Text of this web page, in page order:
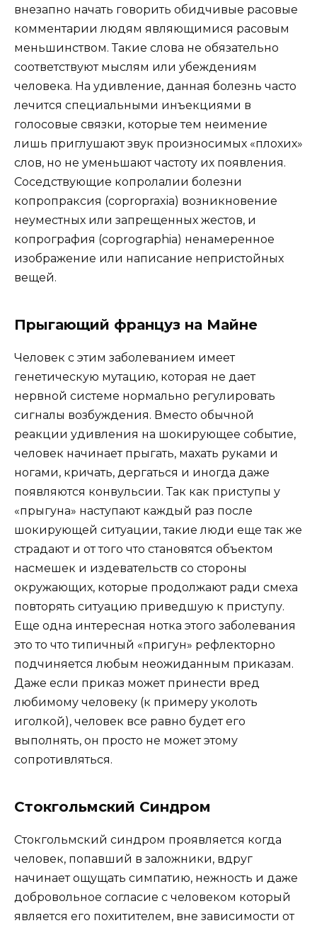
внезапно начать говорить обидчивые расовые
комментарии людям являющимися расовым
меньшинством. Такие слова не обязательно
соответствуют мыслям или убеждениям
человека. На удивление, данная болезнь часто
лечится специальными инъекциями в
голосовые связки, которые тем неимение
лишь приглушают звук произносимых «плохих»
слов, но не уменьшают частоту их появления.
Соседствующие копролалии болезни
копропраксия (copropraxia) возникновение
неуместных или запрещенных жестов, и
копрография (coprographia) ненамеренное
изображение или написание непристойных
вещей.
Прыгающий француз на Майне
Человек с этим заболеванием имеет
генетическую мутацию, которая не дает
нервной системе нормально регулировать
сигналы возбуждения. Вместо обычной
реакции удивления на шокирующее событие,
человек начинает прыгать, махать руками и
ногами, кричать, дергаться и иногда даже
появляются конвульсии. Так как приступы у
«прыгуна» наступают каждый раз после
шокирующей ситуации, такие люди еще так же
страдают и от того что становятся объектом
насмешек и издевательств со стороны
окружающих, которые продолжают ради смеха
повторять ситуацию приведшую к приступу.
Еще одна интересная нотка этого заболевания
это то что типичный «пригун» рефлекторно
подчиняется любым неожиданным приказам.
Даже если приказ может принести вред
любимому человеку (к примеру уколоть
иголкой), человек все равно будет его
выполнять, он просто не может этому
сопротивляться.
Стокгольмский Синдром
Стокгольмский синдром проявляется когда
человек, попавший в заложники, вдруг
начинает ощущать симпатию, нежность и даже
добровольное согласие с человеком который
является его похитителем, вне зависимости от